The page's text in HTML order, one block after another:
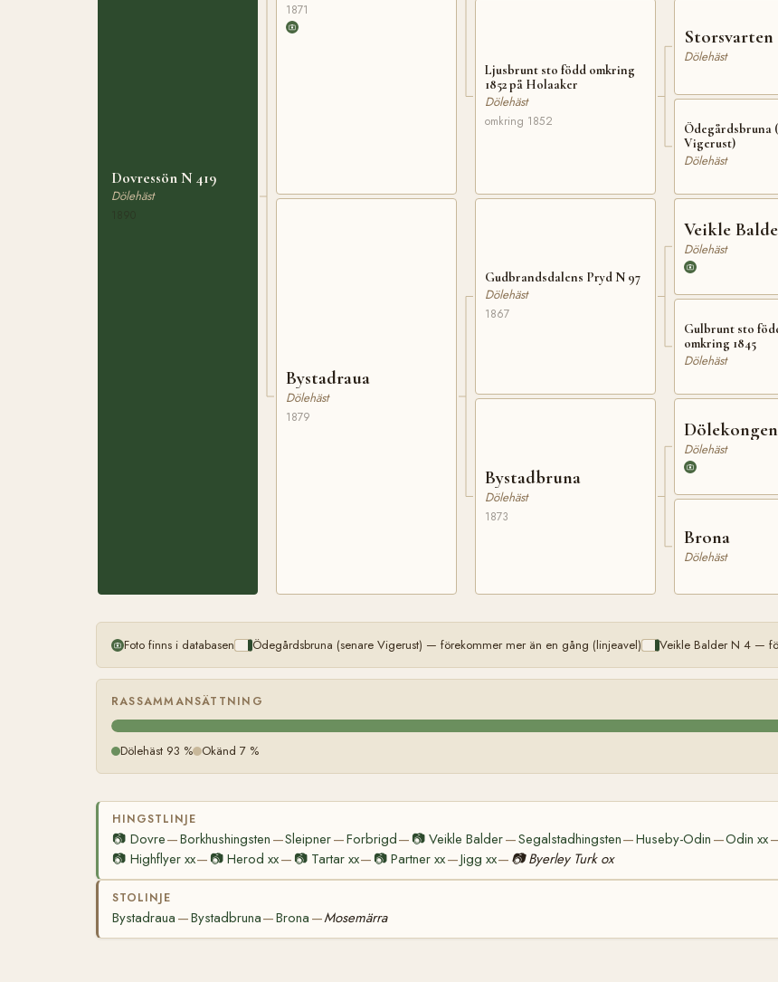
Dovressön N 419
Dölehäst
1871
Bystadraua
Dölehäst
1879
Ljusbrunt sto född omkring
1852 på Holaaker
Dölehäst
omkring 1852
Gudbrandsdalens Pryd N 97
Dölehäst
1867
Bystadbruna
Dölehäst
1873
Storsvarten
Dölehäst
Ödegårdsbruna
Vigerust)
Dölehäst
Veikle
Dölehäst
Gulbrunt sto
omkring 1845
Dölehäst
Dölehäst
Brona
Dölehäst
Foto finns i databasen Ödegårdsbruna (senare Vigerust) — förekommer mer än en gång (linjeavel) Veikle Balder N 4 —
RASSAMMANSÄTTNING
Dölehäst 93 % Okänd 7 %
HINGSTLINJE
📷 Dovre—Borkhushingsten —Sleipner—Forbrigd— 📷Veikle Balder—Segalstadhingsten—Huseby-Odin —Odin xx
📷 Highflyer xx— 📷Herod xx— 📷 Tartar xx— 📷 Partner xx—Jigg xx— 📷 Byerley Turk ox
STOLINJE
Bystadraua —Bystadbruna—Brona —Mosemärra